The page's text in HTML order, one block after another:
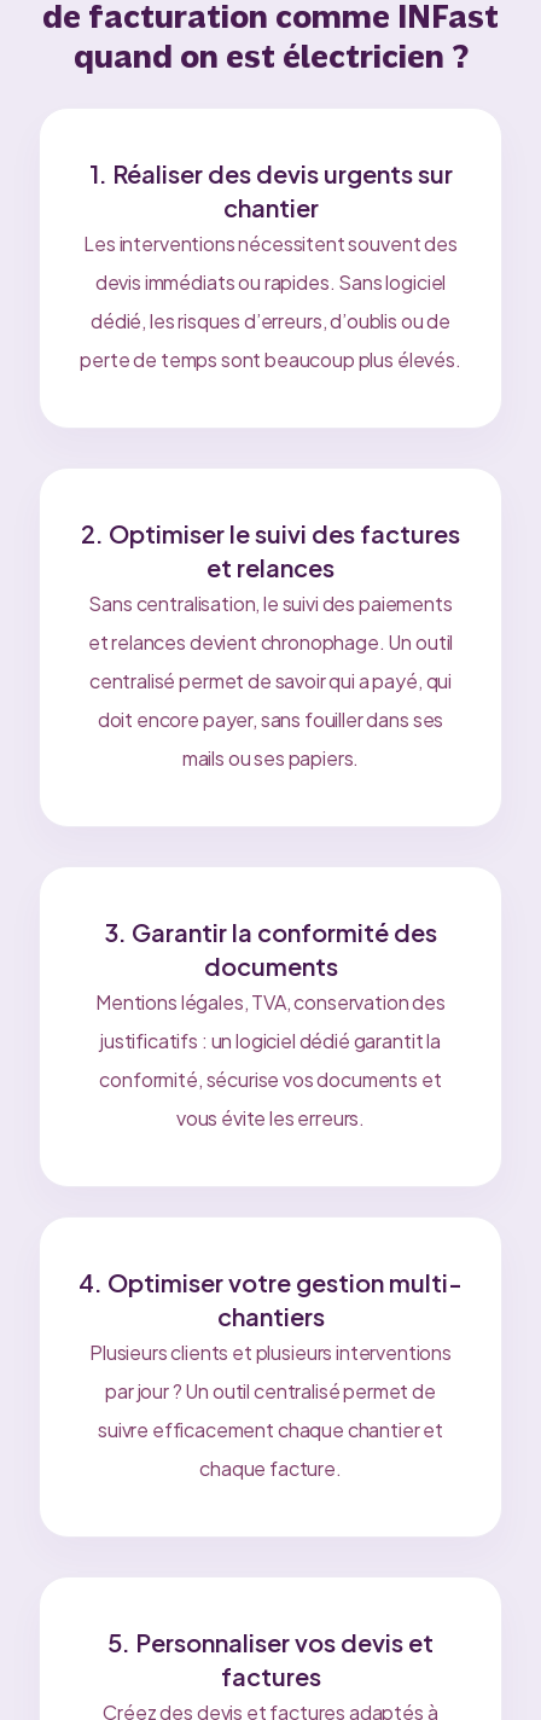
de facturation comme INFast
quand on est électricien ?
1. Réaliser des devis urgents sur
chantier
Les interventions nécessitent souvent des
devis immédiats ou rapides. Sans logiciel
dédié, les risques d’erreurs, d’oublis ou de
perte de temps sont beaucoup plus élevés.
2. Optimiser le suivi des factures
et relances
Sans centralisation, le suivi des paiements
et relances devient chronophage. Un outil
centralisé permet de savoir qui a payé, qui
doit encore payer, sans fouiller dans ses
mails ou ses papiers.
3. Garantir la conformité des
documents
Mentions légales, TVA, conservation des
justificatifs : un logiciel dédié garantit la
conformité, sécurise vos documents et
vous évite les erreurs.
4. Optimiser votre gestion multi-
chantiers
Plusieurs clients et plusieurs interventions
par jour ? Un outil centralisé permet de
suivre efficacement chaque chantier et
chaque facture.
5. Personnaliser vos devis et
factures
Créez des devis et factures adaptés à